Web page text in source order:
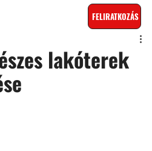
FELIRATKOZÁS
lakóterek